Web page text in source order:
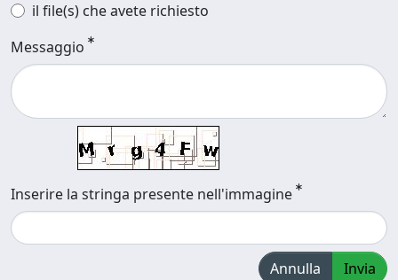
il file(s) che avete richiesto
Messaggio
Inserire la stringa presente nell'immagine
Annulla Invia